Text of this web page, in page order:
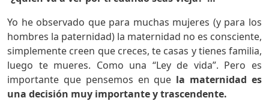
Yo he observado que para muchas mujeres (y para los
hombres la paternidad) la maternidad no es consciente,
simplemente creen que creces, te casas y tienes familia,
luego te mueres. Como una “Ley de vida”. Pero es
importante que pensemos en que la maternidad es
una decisión muy importante y trascendente.